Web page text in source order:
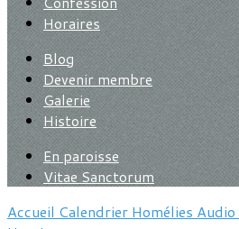
Horaires
Blog
Devenir membre
Galerie
Histoire
En paroisse
Vitae Sanctorum
Accueil Calendrier Homélies Audio